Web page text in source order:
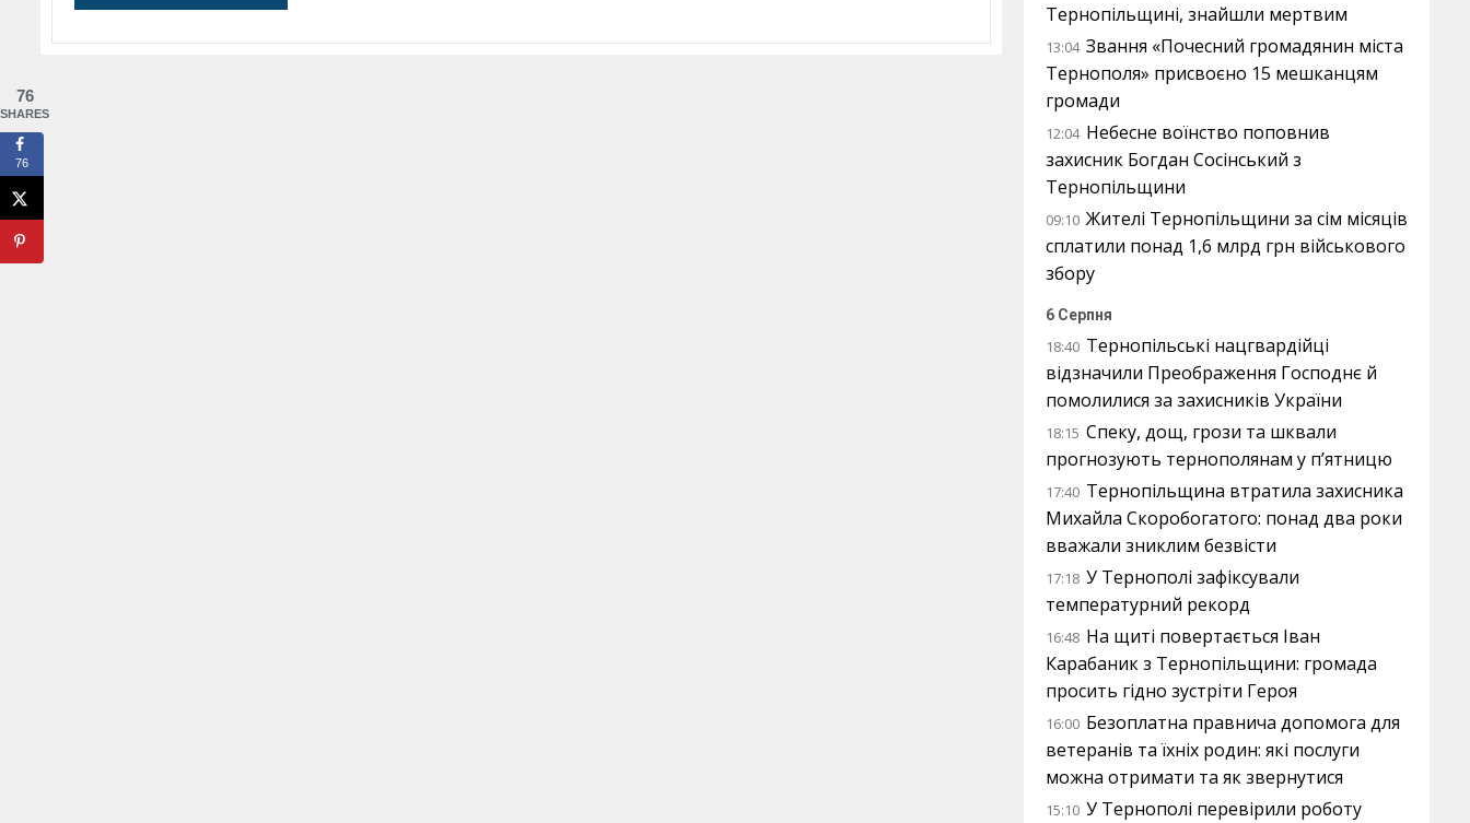
Тернопільщині, знайшли мертвим
13:04 Звання «Почесний громадянин міста
Тернополя» присвоєно 15 мешканцям
громади
12:04 Небесне воїнство поповнив
захисник Богдан Сосінський з
Тернопільщини
09:10 Жителі Тернопільщини за сім місяців
сплатили понад 1,6 млрд грн військового
збору
6 Серпня
18:40 Тернопільські нацгвардійці
відзначили Преображення Господнє й
помолилися за захисників України
18:15 Спеку, дощ, грози та шквали
прогнозують тернополянам у п’ятницю
17:40 Тернопільщина втратила захисника
Михайла Скоробогатого: понад два роки
вважали зниклим безвісти
17:18 У Тернополі зафіксували
температурний рекорд
16:48 На щиті повертається Іван
Карабаник з Тернопільщини: громада
просить гідно зустріти Героя
16:00 Безоплатна правнича допомога для
ветеранів та їхніх родин: які послуги
можна отримати та як звернутися
15:10 У Тернополі перевірили роботу
76
SHARES
76